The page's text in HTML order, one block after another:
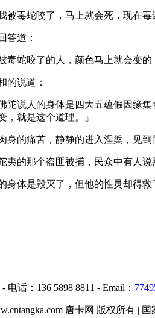
毒蛇咬了，马上就会死，现在毒
道：
蛇咬了的人，颜色马上就会变的
说道：
说人的身体是四大五蕴假因缘集
，就是这个道理。』
的痛苦，静静的进入涅槃，见到
的那个盗匪被捕，民众中有人说
体是毁灭了，但他的性灵却得救
电话：136 5898 8811 - Email：
唐卡网 版权所有 |